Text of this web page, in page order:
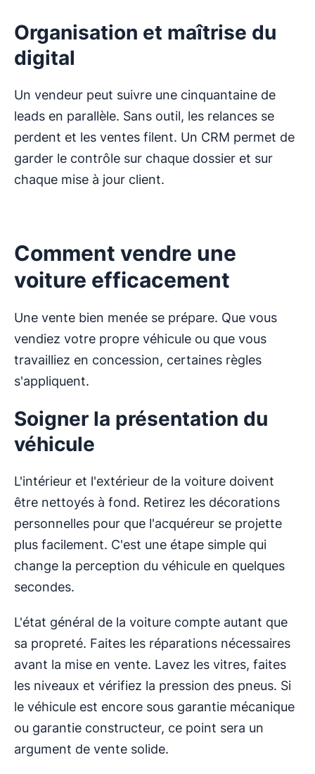
Organisation et maîtrise du
digital
Un vendeur peut suivre une cinquantaine de
leads en parallèle. Sans outil, les relances se
perdent et les ventes filent. Un CRM permet de
garder le contrôle sur chaque dossier et sur
chaque mise à jour client.
Comment vendre une
voiture efficacement
Une vente bien menée se prépare. Que vous
vendiez votre propre véhicule ou que vous
travailliez en concession, certaines règles
s'appliquent.
Soigner la présentation du
véhicule
L'intérieur et l'extérieur de la voiture doivent
être nettoyés à fond. Retirez les décorations
personnelles pour que l'acquéreur se projette
plus facilement. C'est une étape simple qui
change la perception du véhicule en quelques
secondes.
L'état général de la voiture compte autant que
sa propreté. Faites les réparations nécessaires
avant la mise en vente. Lavez les vitres, faites
les niveaux et vérifiez la pression des pneus. Si
le véhicule est encore sous garantie mécanique
ou garantie constructeur, ce point sera un
argument de vente solide.